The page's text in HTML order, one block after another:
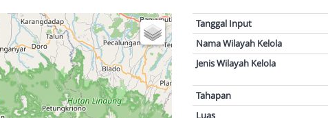
Tanggal Input
Nama Wilayah Kelola
Jenis Wilayah Kelola
Tahapan
Luas